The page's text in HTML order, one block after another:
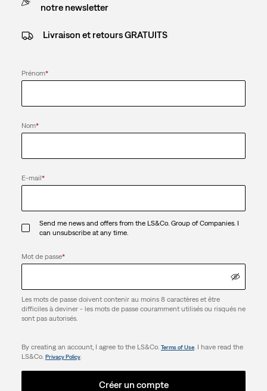
notre newsletter
Livraison et retours GRATUITS
Prénom*
Nom*
E-mail*
Send me news and offers from the LS&Co. Group of Companies. I
can unsubscribe at any time.
Mot de passe*
Les mots de passe doivent contenir au moins 8 caractères et être
difficiles à deviner - les mots de passe couramment utilisés ou risqués ne
sont pas autorisés.
By creating an account, I agree to the LS&Co. Terms of Use. I have read the
LS&Co. Privacy Policy.
Créer un compte